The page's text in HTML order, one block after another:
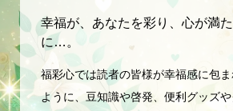
幸福が、あなたを彩り、心が満
に…。
福彩心では読者の皆様が幸福感に包
ように、豆知識や啓発、便利グッズ